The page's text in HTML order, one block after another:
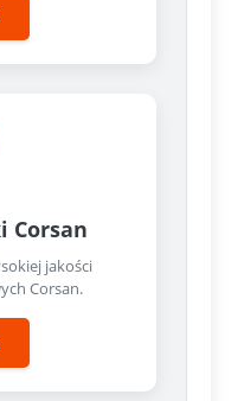
Corsan
jakości
Corsan.